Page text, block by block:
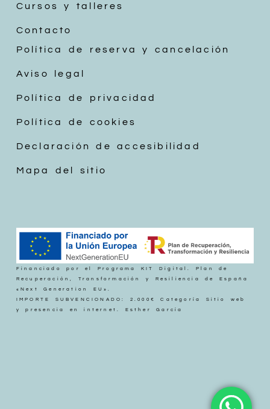
Cursos y talleres
Contacto
Política de reserva y cancelación
Aviso legal
Política de privacidad
Política de cookies
Declaración de accesibilidad
Mapa del sitio
Financiado por el Programa KIT Digital. Plan de
Recuperación, Transformación y Resiliencia de España
«Next Generation EU».
IMPORTE SUBVENCIONADO: 2.000€ Categoría Sitio web
y presencia en internet. Esther García